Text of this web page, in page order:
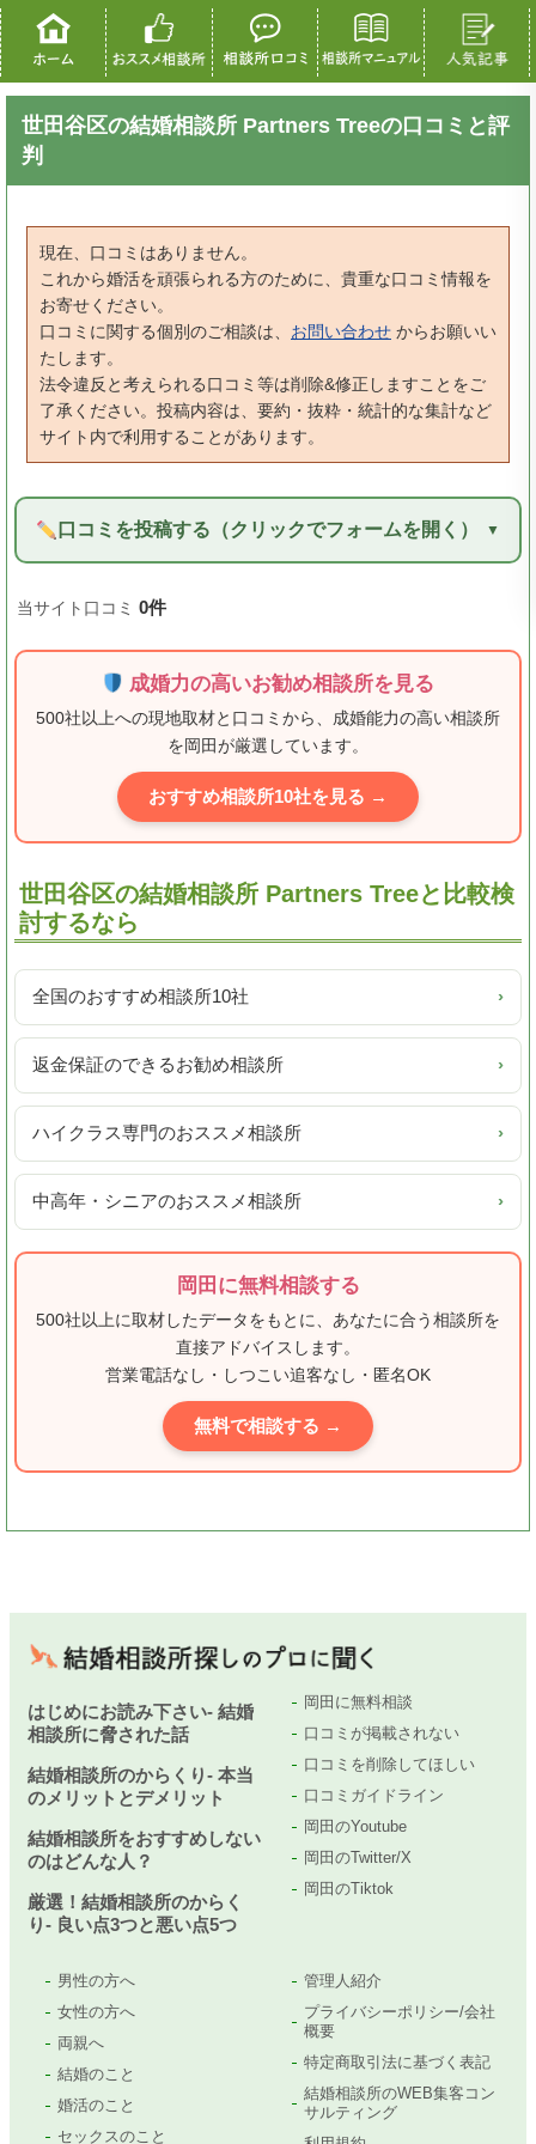
世田谷区の結婚相談所 Partners Treeの口コミと評
判
現在、口コミはありません。
これから婚活を頑張られる方のために、貴重な口コミ情報を
お寄せください。
口コミに関する個別のご相談は、 お問い合わせ からお願いい
たします。
法令違反と考えられる口コミ等は削除&修正しますことをご
了承ください。投稿内容は、要約・抜粋・統計的な集計など
サイト内で利用することがあります。
口コミを投稿する（クリックでフォームを開く）
当サイト口コミ 0件
成婚力の高いお勧め相談所を見る
500社以上への現地取材と口コミから、成婚能力の高い相談所
を岡田が厳選しています。
おすすめ相談所10社を見る →
世田谷区の結婚相談所 Partners Treeと比較検
討するなら
全国のおすすめ相談所10社 ›
返金保証のできるお勧め相談所 ›
ハイクラス専門のおススメ相談所 ›
中高年・シニアのおススメ相談所 ›
岡田に無料相談する
500社以上に取材したデータをもとに、あなたに合う相談所を
直接アドバイスします。
営業電話なし・しつこい追客なし・匿名OK
無料で相談する →
はじめにお読み下さい- 結婚
相談所に脅された話
結婚相談所のからくり- 本当
のメリットとデメリット
結婚相談所をおすすめしない
のはどんな人？
厳選！結婚相談所のからく
り- 良い点3つと悪い点5つ
岡田に無料相談
口コミが掲載されない
口コミを削除してほしい
口コミガイドライン
岡田のYoutube
岡田のTwitter/X
岡田のTiktok
男性の方へ
女性の方へ
両親へ
結婚のこと
婚活のこと
セックスのこと
管理人紹介
プライバシーポリシー/会社
概要
特定商取引法に基づく表記
結婚相談所のWEB集客コン
サルティング